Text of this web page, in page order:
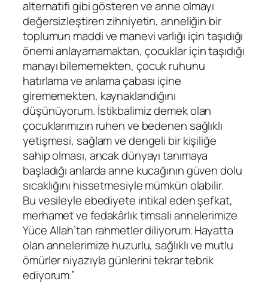
alternatifi gibi gösteren ve anne olmayı
değersizleştiren zihniyetin, anneliğin bir
toplumun maddi ve manevi varlığı için taşıdığı
önemi anlayamamaktan, çocuklar için taşıdığı
manayı bilememekten, çocuk ruhunu
hatırlama ve anlama çabası içine
girememekten, kaynaklandığını
düşünüyorum. İstikbalimiz demek olan
çocuklarımızın ruhen ve bedenen sağlıklı
yetişmesi, sağlam ve dengeli bir kişiliğe
sahip olması, ancak dünyayı tanımaya
başladığı anlarda anne kucağının güven dolu
sıcaklığını hissetmesiyle mümkün olabilir.
Bu vesileyle ebediyete intikal eden şefkat,
merhamet ve fedakârlık timsali annelerimize
Yüce Allah’tan rahmetler diliyorum. Hayatta
olan annelerimize huzurlu, sağlıklı ve mutlu
ömürler niyazıyla günlerini tekrar tebrik
ediyorum.”